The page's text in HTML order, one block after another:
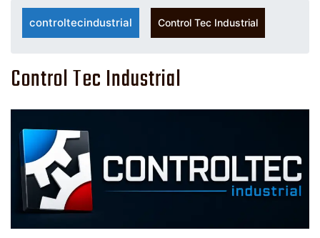
controltecindustrial Control Tec Industrial
Control Tec Industrial